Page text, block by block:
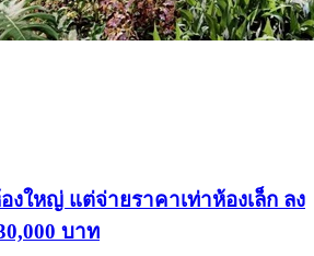
ใหญ่ แต่จ่ายราคาเท่าห้องเล็ก ลง
บาท